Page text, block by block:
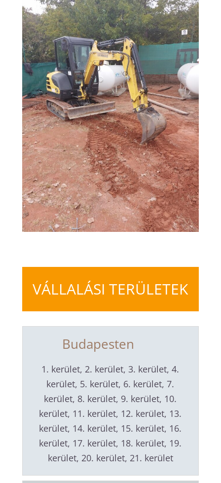
VÁLLALÁSI TERÜLETEK
Budapesten
1. kerület, 2. kerület, 3. kerület, 4.
kerület, 5. kerület, 6. kerület, 7.
kerület, 8. kerület, 9. kerület, 10.
kerület, 11. kerület, 12. kerület, 13.
kerület, 14. kerület, 15. kerület, 16.
kerület, 17. kerület, 18. kerület, 19.
kerület, 20. kerület, 21. kerület